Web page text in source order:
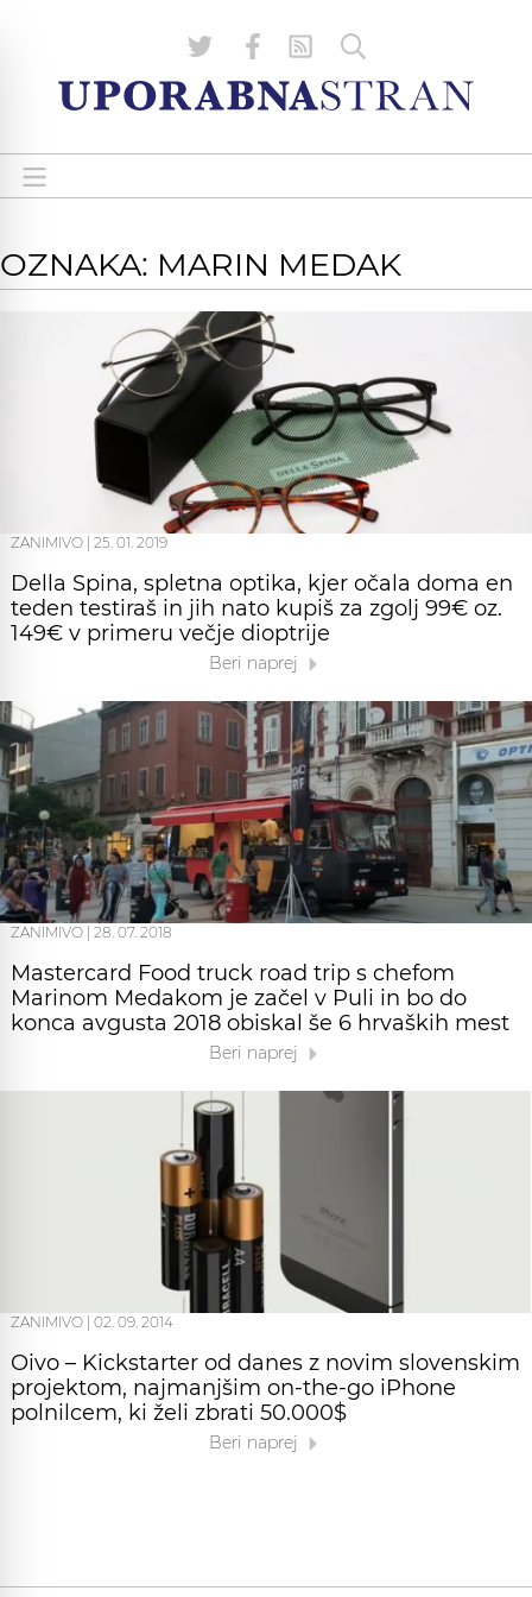
OZNAKA: MARIN MEDAK
ZANIMIVO 25. 01. 2019
Della Spina, spletna optika, kjer očala doma en
teden testiraš in jih nato kupiš za zgolj 99€ oz.
149€ v primeru večje dioptrije
Beri naprej
ZANIMIVO 28. 07. 2018
Mastercard Food truck road trip s chefom
Marinom Medakom je začel v Puli in bo do
konca avgusta 2018 obiskal še 6 hrvaških mest
Beri naprej
ZANIMIVO | 02. 09. 2014
Oivo – Kickstarter od danes z novim slovenskim
projektom, najmanjšim on-the-go iPhone
polnilcem, ki želi zbrati 50.000$
Beri naprej